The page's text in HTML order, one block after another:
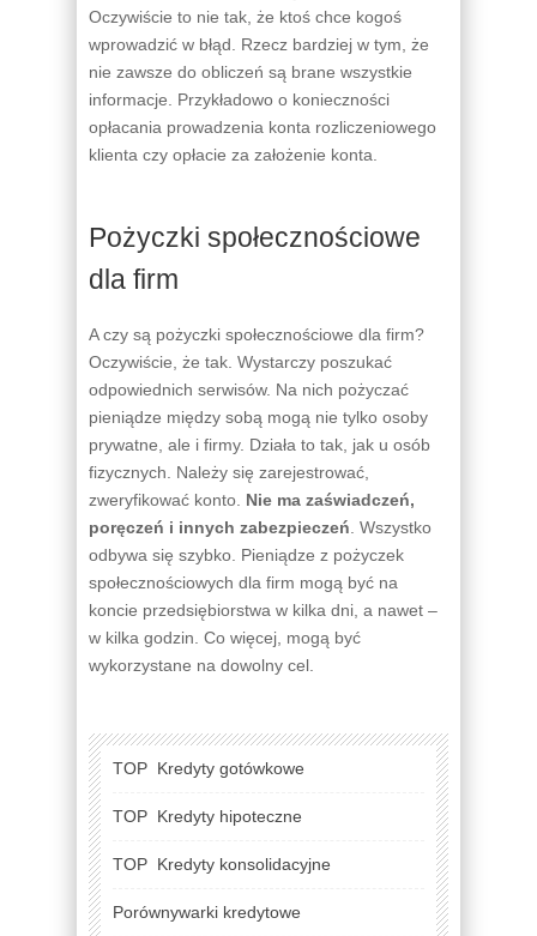
Oczywiście to nie tak, że ktoś chce kogoś
wprowadzić w błąd. Rzecz bardziej w tym, że
nie zawsze do obliczeń są brane wszystkie
informacje. Przykładowo o konieczności
opłacania prowadzenia konta rozliczeniowego
klienta czy opłacie za założenie konta.
Pożyczki społecznościowe
dla firm
A czy są pożyczki społecznościowe dla firm?
Oczywiście, że tak. Wystarczy poszukać
odpowiednich serwisów. Na nich pożyczać
pieniądze między sobą mogą nie tylko osoby
prywatne, ale i firmy. Działa to tak, jak u osób
fizycznych. Należy się zarejestrować,
zweryfikować konto. Nie ma zaświadczeń,
poręczeń i innych zabezpieczeń . Wszystko
odbywa się szybko. Pieniądze z pożyczek
społecznościowych dla firm mogą być na
koncie przedsiębiorstwa w kilka dni, a nawet –
w kilka godzin. Co więcej, mogą być
wykorzystane na dowolny cel.
TOP Kredyty gotówkowe
TOP Kredyty hipoteczne
TOP Kredyty konsolidacyjne
Porównywarki kredytowe